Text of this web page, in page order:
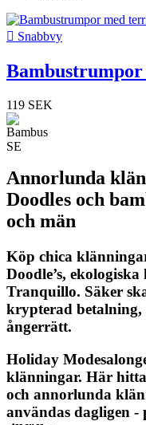
 Snabbvy
119 SEK
Annorlunda
Doodles och
och män
Köp chica
Doodle’s,
Tranquillo. Säker
krypterad betalning,
ångerrätt.
Holiday
klänningar. Här
och annorlunda
användas dagligen -